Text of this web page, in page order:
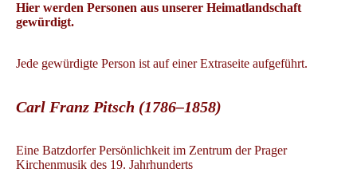
Hier werden Personen aus unserer Heimatlandschaft
gewürdigt.
Jede gewürdigte Person ist auf einer Extraseite aufgeführt.
Carl Franz Pitsch (1786–1858)
Eine Batzdorfer Persönlichkeit im Zentrum der Prager
Kirchenmusik des 19. Jahrhunderts